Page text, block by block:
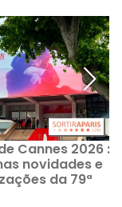
Cannes 2026 :
novidades e
da 79ª